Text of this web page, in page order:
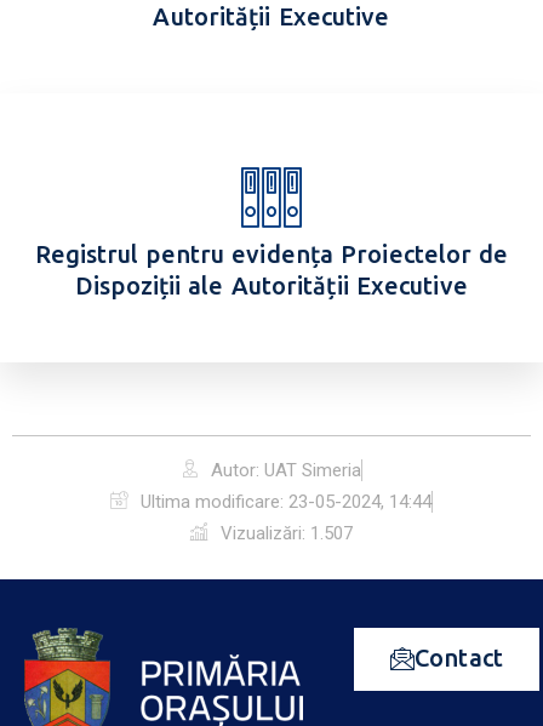
Autorității Executive
Registrul pentru evidența Proiectelor de
Dispoziții ale Autorității Executive
Autor: UAT Simeria
Ultima modificare: 23-05-2024, 14:44
Vizualizări: 1.507
Contact